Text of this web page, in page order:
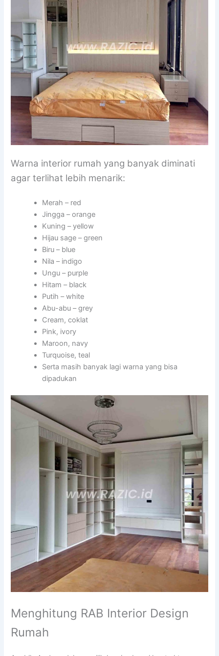
Warna interior rumah yang banyak diminati
agar terlihat lebih menarik:
Merah – red
Jingga – orange
Kuning – yellow
Hijau sage – green
Biru – blue
Nila – indigo
Ungu – purple
Hitam – black
Putih – white
Abu-abu – grey
Cream, coklat
Pink, ivory
Maroon, navy
Turquoise, teal
Serta masih banyak lagi warna yang bisa
dipadukan
Menghitung RAB Interior Design
Rumah